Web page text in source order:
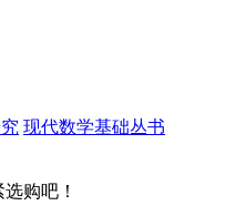
现代数学基础丛书
购吧！